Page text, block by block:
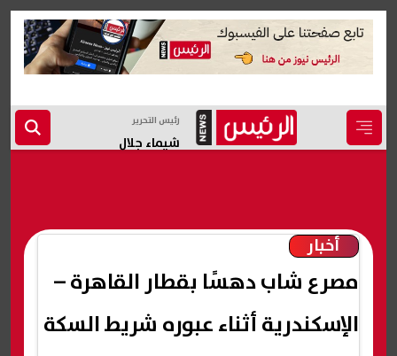
رئيس التحرير
شيماء جلال
أخبار
مصرع شاب دهسًا بقطار القاهرة –
الإسكندرية أثناء عبوره شريط السكة